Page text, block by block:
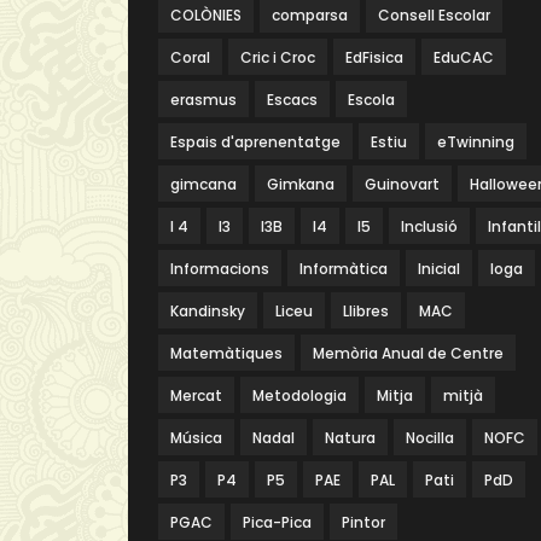
COLÒNIES comparsa Consell Escolar
Coral Cric i Croc EdFisica EduCAC
erasmus Escacs Escola
Espais d'aprenentatge Estiu eTwinning
gimcana Gimkana Guinovart
I 4 I3 I3B I4 I5 Inclusió Infantil
Informacions Informàtica Inicial Ioga
Kandinsky Liceu Llibres MAC
Matemàtiques Memòria Anual de Centre
Mercat Metodologia Mitja mitjà
Música Nadal Natura Nocilla NOFC
P3 P4 P5 PAE PAL Pati PdD
PGAC Pica-Pica Pintor